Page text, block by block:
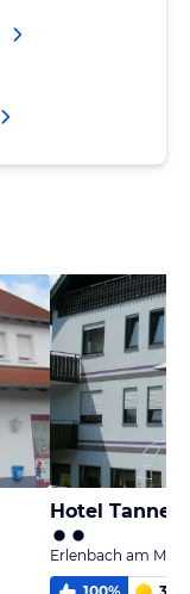
Hotel
Erlenbach am